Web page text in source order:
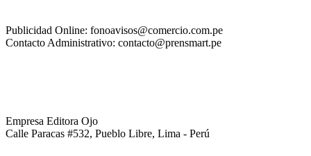
Publicidad Online: fonoavisos@comercio.com.pe
Contacto Administrativo: contacto@prensmart.pe
Empresa Editora Ojo
Calle Paracas #532, Pueblo Libre, Lima - Perú